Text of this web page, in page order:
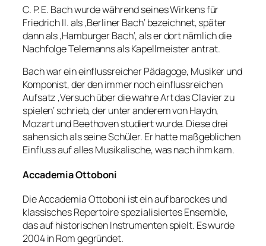
C. P. E. Bach wurde während seines Wirkens für
Friedrich II. als ‚Berliner Bach‘ bezeichnet, später
dann als ‚Hamburger Bach‘, als er dort nämlich die
Nachfolge Telemanns als Kapellmeister antrat.
Bach war ein einflussreicher Pädagoge, Musiker und
Komponist, der den immer noch einflussreichen
Aufsatz ‚Versuch über die wahre Art das Clavier zu
spielen‘ schrieb, der unter anderem von Haydn,
Mozart und Beethoven studiert wurde. Diese drei
sahen sich als seine Schüler. Er hatte maßgeblichen
Einfluss auf alles Musikalische, was nach ihm kam.
Accademia Ottoboni
Die Accademia Ottoboni ist ein auf barockes und
klassisches Repertoire spezialisiertes Ensemble,
das auf historischen Instrumenten spielt. Es wurde
2004 in Rom gegründet.